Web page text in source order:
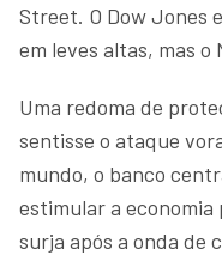
Street. O Dow Jones
em leves altas, mas
Uma redoma de
sentisse o ataque
mundo, o banco
estimular a
surja após a onda de